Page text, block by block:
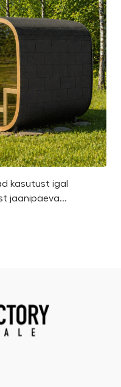
kasutust igal
jaanipäeva...